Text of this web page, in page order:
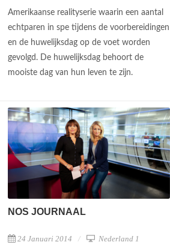
Amerikaanse realityserie waarin een aantal
echtparen in spe tijdens de voorbereidingen
en de huwelijksdag op de voet worden
gevolgd. De huwelijksdag behoort de
mooiste dag van hun leven te zijn.
NOS JOURNAAL
24 Januari 2014 Nederland 1